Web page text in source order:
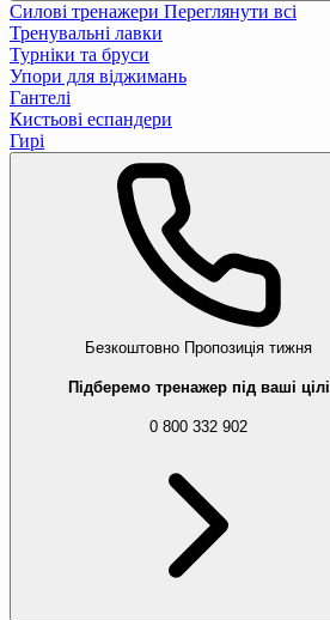
Силові тренажери Переглянути всі
Тренувальні лавки
Турніки та бруси
Упори для віджимань
Гантелі
Кистьові еспандери
Гирі
Безкоштовно Пропозиція тижня
Підберемо тренажер під ваші цілі
0 800 332 902